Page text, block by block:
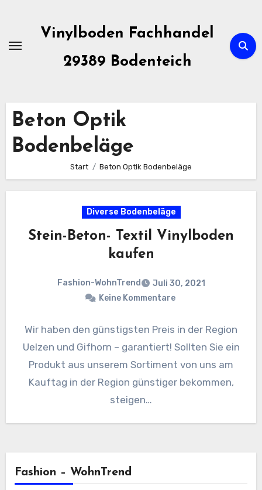
springen
Vinylboden Fachhandel
29389 Bodenteich
Beton Optik
Bodenbeläge
Start Beton Optik Bodenbeläge
Diverse Bodenbeläge
Stein-Beton- Textil Vinylboden
kaufen
Fashion-WohnTrend
Juli 30, 2021
Keine Kommentare
Wir haben den günstigsten Preis in der Region
Uelzen und Gifhorn – garantiert! Sollten Sie ein
Produkt aus unserem Sortiment von uns am
Kauftag in der Region günstiger bekommen,
steigen…
Fashion – WohnTrend